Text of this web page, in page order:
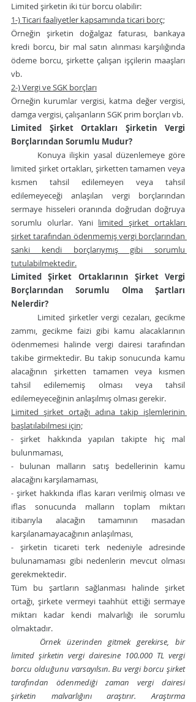
Limited şirketin iki tür borcu olabilir:
1-) Ticari faaliyetler kapsamında ticari borç;
Örneğin şirketin doğalgaz faturası, bankaya
kredi borcu, bir mal satın alınması karşılığında
ödeme borcu, şirkette çalışan işçilerin maaşları
vb.
2-) Vergi ve SGK borçları
Örneğin kurumlar vergisi, katma değer vergisi,
damga vergisi, çalışanların SGK prim borçları vb.
Limited Şirket Ortakları Şirketin Vergi
Borçlarından Sorumlu Mudur?
Konuya ilişkin yasal düzenlemeye göre
limited şirket ortakları, şirketten tamamen veya
kısmen tahsil edilemeyen veya tahsil
edilemeyeceği anlaşılan vergi borçlarından
sermaye hisseleri oranında doğrudan doğruya
sorumlu olurlar. Yani limited şirket ortakları
şirket tarafından ödenmemiş vergi borçlarından
sanki kendi borçlarıymış gibi sorumlu
tutulabilmektedir.
Limited Şirket Ortaklarının Şirket Vergi
Borçlarından Sorumlu Olma Şartları
Nelerdir?
Limited şirketler vergi cezaları, gecikme
zammı, gecikme faizi gibi kamu alacaklarının
ödenmemesi halinde vergi dairesi tarafından
takibe girmektedir. Bu takip sonucunda kamu
alacağının şirketten tamamen veya kısmen
tahsil edilememiş olması veya tahsil
edilemeyeceğinin anlaşılmış olması gerekir.
Limited şirket ortağı adına takip işlemlerinin
başlatılabilmesi için;
- şirket hakkında yapılan takipte hiç mal
bulunmaması,
- bulunan malların satış bedellerinin kamu
alacağını karşılamaması,
- şirket hakkında iflas kararı verilmiş olması ve
iflas sonucunda malların toplam miktarı
itibarıyla alacağın tamamının masadan
karşılanamayacağının anlaşılması,
- şirketin ticareti terk nedeniyle adresinde
bulunamaması gibi nedenlerin mevcut olması
gerekmektedir.
Tüm bu şartların sağlanması halinde şirket
ortağı, şirkete vermeyi taahhüt ettiği sermaye
miktarı kadar kendi malvarlığı ile sorumlu
olmaktadır.
Örnek üzerinden gitmek gerekirse, bir
limited şirketin vergi dairesine 100.000 TL vergi
borcu olduğunu varsayılsın. Bu vergi borcu şirket
tarafından ödenmediği zaman vergi dairesi
şirketin malvarlığını araştırır. Araştırma